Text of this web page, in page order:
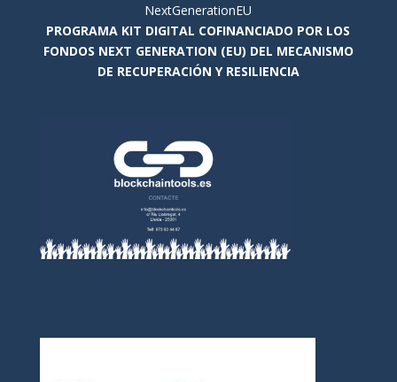
NextGenerationEU
PROGRAMA KIT DIGITAL COFINANCIADO POR LOS
FONDOS NEXT GENERATION (EU) DEL MECANISMO
DE RECUPERACIÓN Y RESILIENCIA